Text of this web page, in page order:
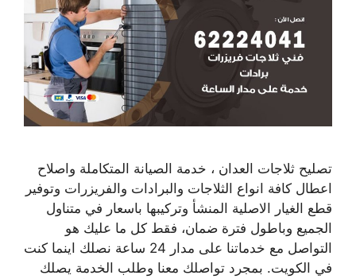
تصليح ثلاجات العدان ، خدمة الصيانة المتكاملة واصلاح
اعطال كافة انواع الثلاجات والبرادات والفريزرات وتوفير
قطع الغيار الاصلية المنشأ وتركيبها باسعار في متناول
الجميع وباطول فترة ضمان، فقط كل ما عليك هو
التواصل مع خدماتنا على مدار 24 ساعة نصلك اينما كنت
في الكويت. بمجرد تواصلك معنا وطلب الخدمة يصلك